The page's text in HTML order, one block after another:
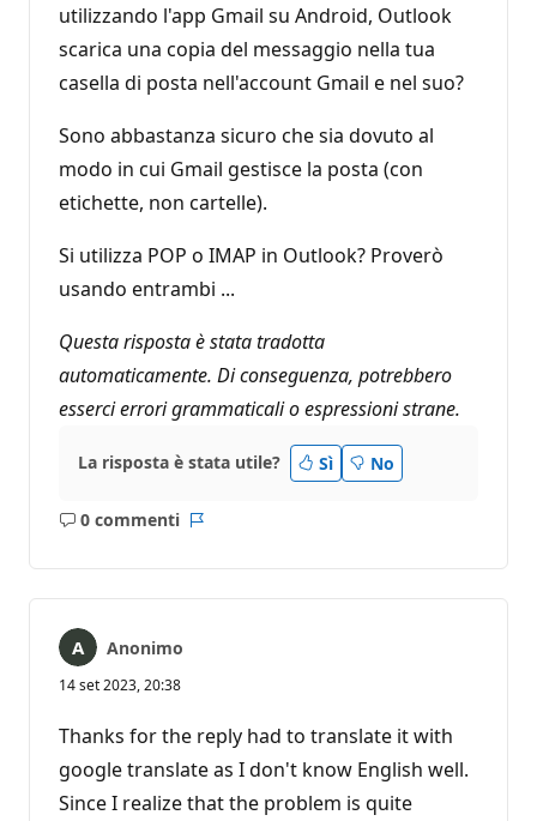
utilizzando l'app Gmail su Android, Outlook
scarica una copia del messaggio nella tua
casella di posta nell'account Gmail e nel suo?
Sono abbastanza sicuro che sia dovuto al
modo in cui Gmail gestisce la posta (con
etichette, non cartelle).
Si utilizza POP o IMAP in Outlook? Proverò
usando entrambi ...
Questa risposta è stata tradotta
automaticamente. Di conseguenza, potrebbero
esserci errori grammaticali o espressioni strane.
La risposta è stata utile? Sì No
0 commenti
Nessun
Anonimo
14 set 2023, 20:38
Thanks for the reply had to translate it with
google translate as I don't know English well.
Since I realize that the problem is quite